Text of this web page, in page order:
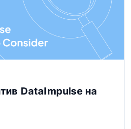
DataImpulse на